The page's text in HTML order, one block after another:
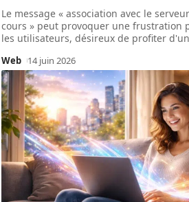
Le message « association avec le
cours » peut provoquer une frustration
les utilisateurs, désireux de profiter
Web 14 juin 2026